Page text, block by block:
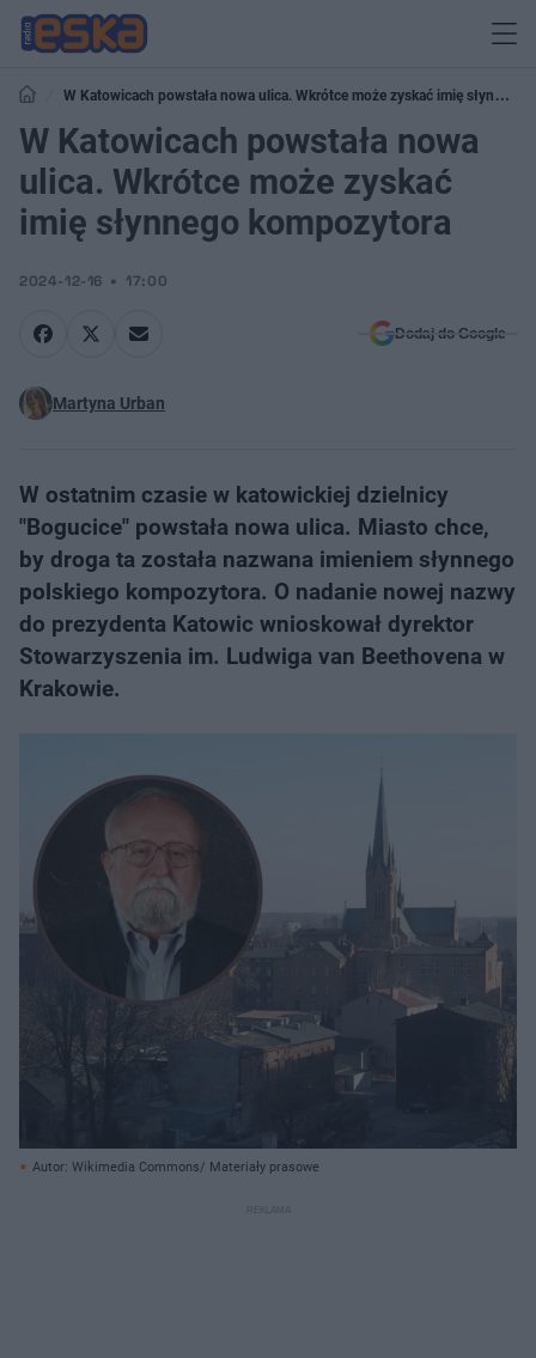
W Katowicach powstała nowa ulica. Wkrótce może zyskać imię słynnego
kompozytora
W Katowicach powstała nowa
ulica. Wkrótce może zyskać
imię słynnego kompozytora
2024-12-16 17:00
Dodaj do Google
Martyna Urban
W ostatnim czasie w katowickiej dzielnicy
"Bogucice" powstała nowa ulica. Miasto chce,
by droga ta została nazwana imieniem słynnego
polskiego kompozytora. O nadanie nowej nazwy
do prezydenta Katowic wnioskował dyrektor
Stowarzyszenia im. Ludwiga van Beethovena w
Krakowie.
Autor: Wikimedia Commons/ Materiały prasowe